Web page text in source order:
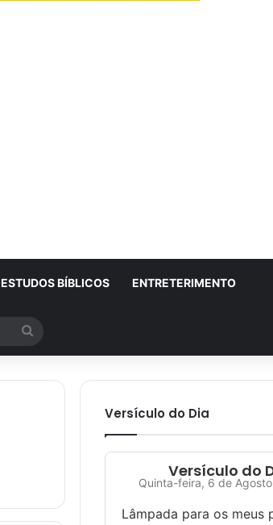
ESTUDOS BÍBLICOS ENTRETERIMENTO
por
Versículo do Dia
Versículo do
Quinta-feira, 6 de
Lâmpada para os meus